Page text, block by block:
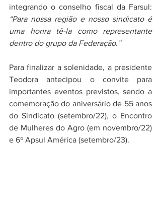
“Para nossa região e nosso sindicato é
uma honra tê-la como representante
dentro do grupo da Federação.”
Para finalizar a solenidade, a presidente
Teodora antecipou o convite para
importantes eventos previstos, sendo a
comemoração do aniversário de 55 anos
do Sindicato (setembro/22), o Encontro
de Mulheres do Agro (em novembro/22)
e 6º Apsul América (setembro/23).